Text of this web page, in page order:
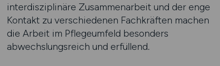
interdisziplinäre Zusammenarbeit und der enge
Kontakt zu verschiedenen Fachkräften machen
die Arbeit im Pflegeumfeld besonders
abwechslungsreich und erfüllend.